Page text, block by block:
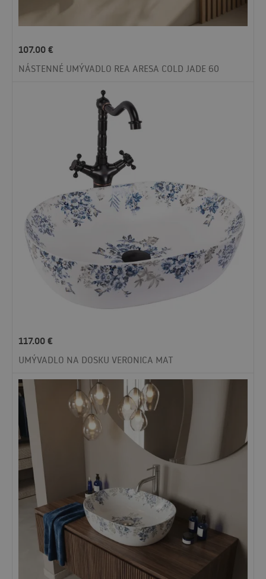
107.00€
NÁSTENNÉ UMÝVADLO REA ARESA COLD JADE 60
117.00€
UMÝVADLO NA DOSKU VERONICA MAT